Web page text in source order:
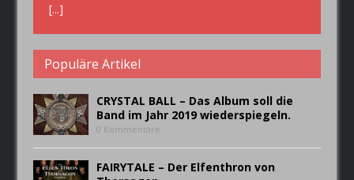
[...]
Populäre Artikel
CRYSTAL BALL – Das Album soll die
Band im Jahr 2019 wiederspiegeln.
0 Kommentare
FAIRYTALE – Der Elfenthron von